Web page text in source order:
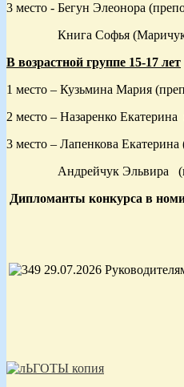
3 место - Бегун Элеонора
Книга Софья (Маричук
В возрастной группе 15-17 лет
1 место – Кузьмина Мария
2 место – Назаренко
3 место – Лапенкова
Андрейчук Эльвира
Дипломанты конкурса в